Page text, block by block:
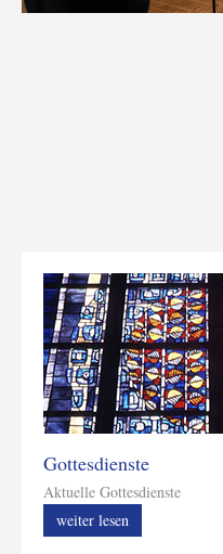
Gottesdienste
Aktuelle
weiter lesen